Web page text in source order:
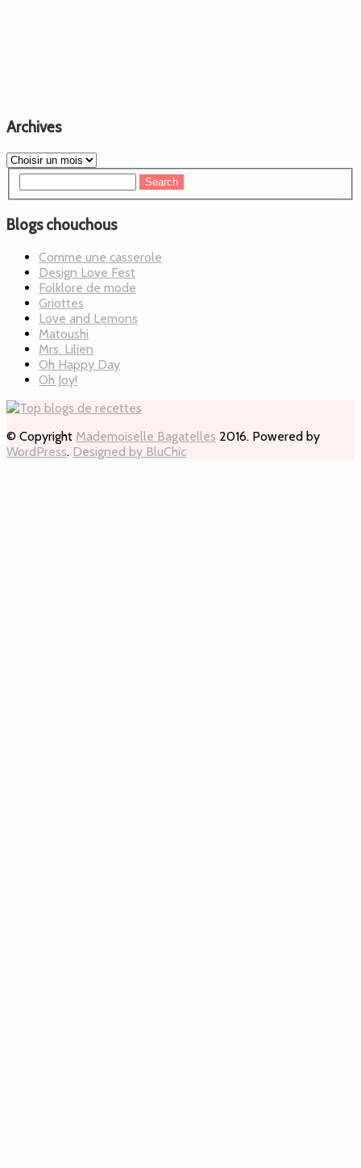
Archives
Blogs chouchous
Comme une casserole
Design Love Fest
Folklore de mode
Griottes
Love and Lemons
Matoushi
Mrs. Lilien
Oh Happy Day
Oh Joy!
© Copyright Mademoiselle Bagatelles 2016. Powered by
WordPress. Designed by BluChic